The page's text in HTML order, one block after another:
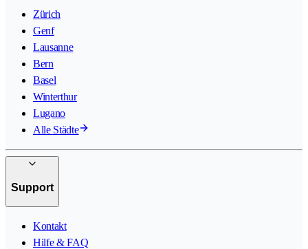
Zürich
Genf
Lausanne
Bern
Basel
Winterthur
Lugano
Alle Städte
Support
Kontakt
Hilfe & FAQ